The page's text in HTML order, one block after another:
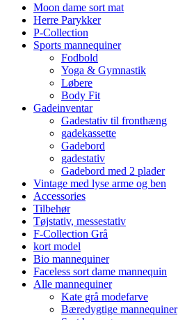
Moon dame sort mat
Herre Parykker
P-Collection
Sports mannequiner
Fodbold
Yoga & Gymnastik
Løbere
Body Fit
Gadeinventar
Gadestativ til fronthæng
gadekassette
Gadebord
gadestativ
Gadebord med 2 plader
Vintage med lyse arme og ben
Accessories
Tilbehør
Tøjstativ, messestativ
F-Collection Grå
kort model
Bio mannequiner
Faceless sort dame mannequin
Alle mannequiner
Kate grå modefarve
Bæredygtige mannequiner